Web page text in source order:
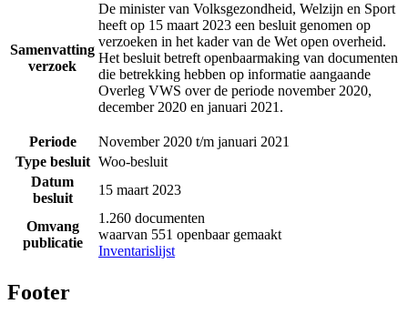
Samenvatting
verzoek
De minister van Volksgezondheid, Welzijn en Sport
heeft op 15 maart 2023 een besluit genomen op
verzoeken in het kader van de Wet open overheid.
Het besluit betreft openbaarmaking van documenten
die betrekking hebben op informatie aangaande
Overleg VWS over de periode november 2020,
december 2020 en januari 2021.
Periode
November 2020 t/m januari 2021
Type besluit Woo-besluit
Datum
besluit
15 maart 2023
Omvang
publicatie
1.260 documenten
waarvan 551 openbaar gemaakt
Inventarislijst
Footer